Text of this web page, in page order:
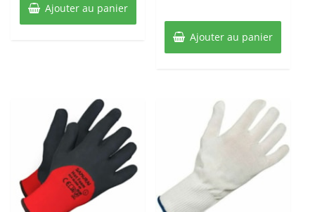
Ajouter au panier
Ajouter au panier